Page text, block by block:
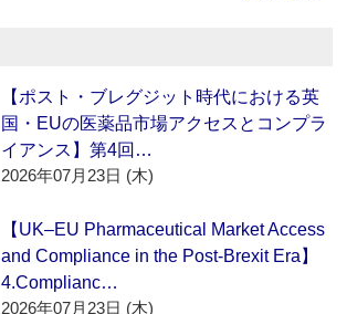
【ポスト・ブレグジット時代における英
国・EUの医薬品市場アクセスとコンプラ
イアンス】第4回…
2026年07月23日 (木)
【UK–EU Pharmaceutical Market Access
and Compliance in the Post-Brexit Era】
4.Complianc…
2026年07月23日 (木)